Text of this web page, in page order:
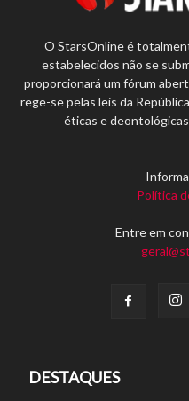
O StarsOnline é
estabelecidos não se
proporcionará um fórum
rege-se pelas leis da
éticas e
Política
Entre em
DESTAQUES